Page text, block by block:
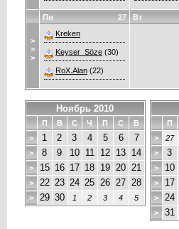
>
>
>
27
Пн
Kreken
Keyser_Söze (30)
RoX.Alan (22)
Вт
Ноябрь 2010
П В С Ч П С
В
>
1 2 3 4 5 6 7
> 8 9 10 11 12 13 14
> 15 16 17 18 19 20 21
> 22 23 24 25 26 27 28
> 29 30 1 2 3 4 5
П
>
27
> 3
> 10
> 17
> 24
> 31